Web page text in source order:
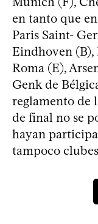
en tanto que
Paris Saint-
Eindhoven (B),
Roma (E),
Genk de
reglamento de
de final no se
hayan
tampoco